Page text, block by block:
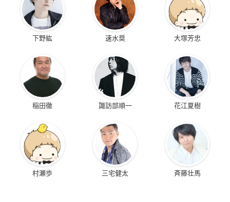
下野紘 速水奨 大塚芳忠
稲田徹 諏訪部順一 花江夏樹
村瀬歩 三宅健太 斉藤壮馬